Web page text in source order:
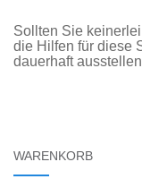
Sollten Sie
die Hilfen für diese
dauerhaft
WARENKORB